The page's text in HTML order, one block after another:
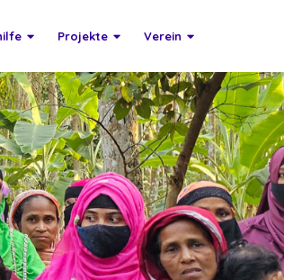
Projekte Verein